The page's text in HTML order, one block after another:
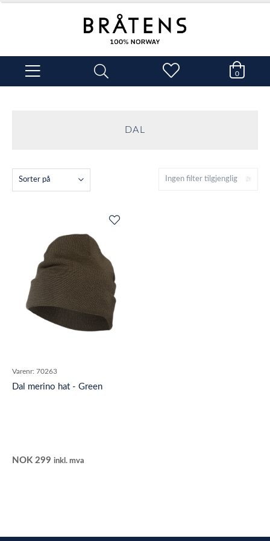
0
DAL
Ingen filter tilgjenglig
Sorter på
Varenr: 70263
Dal merino hat - Green
NOK 299 inkl. mva